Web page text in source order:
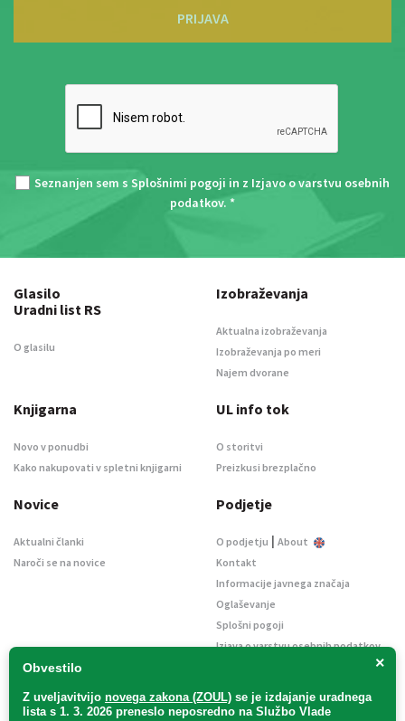
PRIJAVA
Seznanjen sem s Splošnimi pogoji in z Izjavo o varstvu osebnih
podatkov. *
×
Obvestilo
Z uveljavitvijo novega zakona (ZOUL) se je izdajanje uradnega
lista s 1. 3. 2026 preneslo neposredno na Službo Vlade
Glasilo
Uradni list RS
O glasilu
Izobraževanja
Aktualna izobraževanja
Izobraževanja po meri
Najem dvorane
Knjigarna
Novo v ponudbi
Kako nakupovati v spletni knjigarni
UL info tok
O storitvi
Preizkusi brezplačno
Novice
Aktualni članki
Naroči se na novice
Podjetje
O podjetju | About
Kontakt
Informacije javnega značaja
Oglaševanje
Splošni pogoji
Izjava o varstvu osebnih podatkov